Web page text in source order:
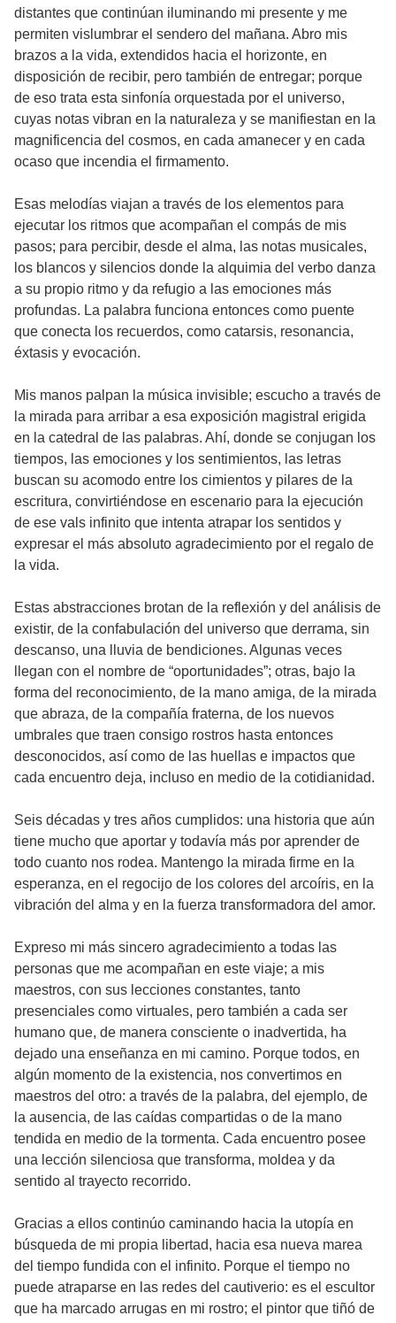
distantes que continúan iluminando mi presente y me
permiten vislumbrar el sendero del mañana. Abro mis
brazos a la vida, extendidos hacia el horizonte, en
disposición de recibir, pero también de entregar; porque
de eso trata esta sinfonía orquestada por el universo,
cuyas notas vibran en la naturaleza y se manifiestan en la
magnificencia del cosmos, en cada amanecer y en cada
ocaso que incendia el firmamento.
Esas melodías viajan a través de los elementos para
ejecutar los ritmos que acompañan el compás de mis
pasos; para percibir, desde el alma, las notas musicales,
los blancos y silencios donde la alquimia del verbo danza
a su propio ritmo y da refugio a las emociones más
profundas. La palabra funciona entonces como puente
que conecta los recuerdos, como catarsis, resonancia,
éxtasis y evocación.
Mis manos palpan la música invisible; escucho a través de
la mirada para arribar a esa exposición magistral erigida
en la catedral de las palabras. Ahí, donde se conjugan los
tiempos, las emociones y los sentimientos, las letras
buscan su acomodo entre los cimientos y pilares de la
escritura, convirtiéndose en escenario para la ejecución
de ese vals infinito que intenta atrapar los sentidos y
expresar el más absoluto agradecimiento por el regalo de
la vida.
Estas abstracciones brotan de la reflexión y del análisis de
existir, de la confabulación del universo que derrama, sin
descanso, una lluvia de bendiciones. Algunas veces
llegan con el nombre de “oportunidades”; otras, bajo la
forma del reconocimiento, de la mano amiga, de la mirada
que abraza, de la compañía fraterna, de los nuevos
umbrales que traen consigo rostros hasta entonces
desconocidos, así como de las huellas e impactos que
cada encuentro deja, incluso en medio de la cotidianidad.
Seis décadas y tres años cumplidos: una historia que aún
tiene mucho que aportar y todavía más por aprender de
todo cuanto nos rodea. Mantengo la mirada firme en la
esperanza, en el regocijo de los colores del arcoíris, en la
vibración del alma y en la fuerza transformadora del amor.
Expreso mi más sincero agradecimiento a todas las
personas que me acompañan en este viaje; a mis
maestros, con sus lecciones constantes, tanto
presenciales como virtuales, pero también a cada ser
humano que, de manera consciente o inadvertida, ha
dejado una enseñanza en mi camino. Porque todos, en
algún momento de la existencia, nos convertimos en
maestros del otro: a través de la palabra, del ejemplo, de
la ausencia, de las caídas compartidas o de la mano
tendida en medio de la tormenta. Cada encuentro posee
una lección silenciosa que transforma, moldea y da
sentido al trayecto recorrido.
Gracias a ellos continúo caminando hacia la utopía en
búsqueda de mi propia libertad, hacia esa nueva marea
del tiempo fundida con el infinito. Porque el tiempo no
puede atraparse en las redes del cautiverio: es el escultor
que ha marcado arrugas en mi rostro; el pintor que tiñó de